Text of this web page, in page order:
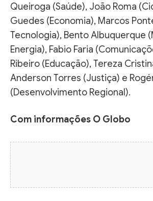
Queiroga (Saúde), João Roma
Guedes (Economia), Marcos
Tecnologia), Bento Albuquerque
Energia), Fabio Faria
Ribeiro (Educação), Tereza
Anderson Torres (Justiça) e
(Desenvolvimento Regional).
Com informações O Globo